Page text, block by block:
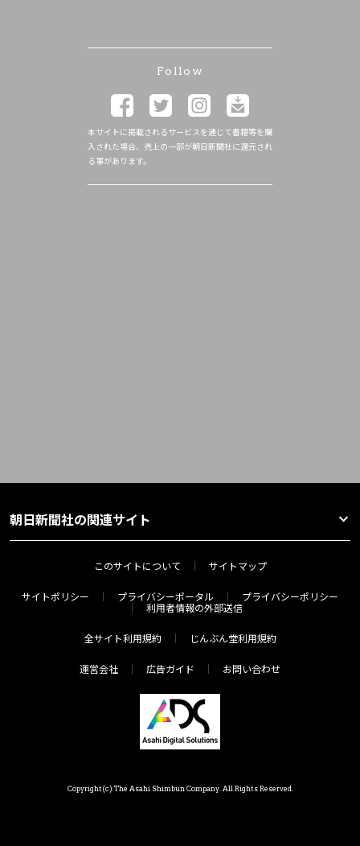
Follow
本サイトに掲載されるサービスを通じて書籍等を購
入された場合、売上の一部が朝日新聞社に還元され
る事があります。
朝日新聞社の関連サイト
このサイトについて サイトマップ
サイトポリシー プライバシーポータル
プライバシーポリシー
利用者情報の外部送信
全サイト利用規約 じんぶん堂利用規約
運営会社 広告ガイド お問い合わせ
Copyright(c) The Asahi Shimbun Company. All Rights Reserved.